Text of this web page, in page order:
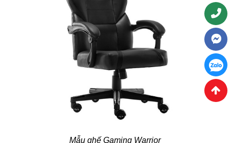
Mẫu ghế Gaming Warrior